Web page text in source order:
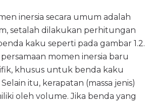
inersia secara umum adalah
setalah dilakukan perhitungan
kaku seperti pada gambar 1.2.
momen inersia baru
khusus untuk benda kaku
itu, kerapatan (massa jenis)
oleh volume. Jika benda yang